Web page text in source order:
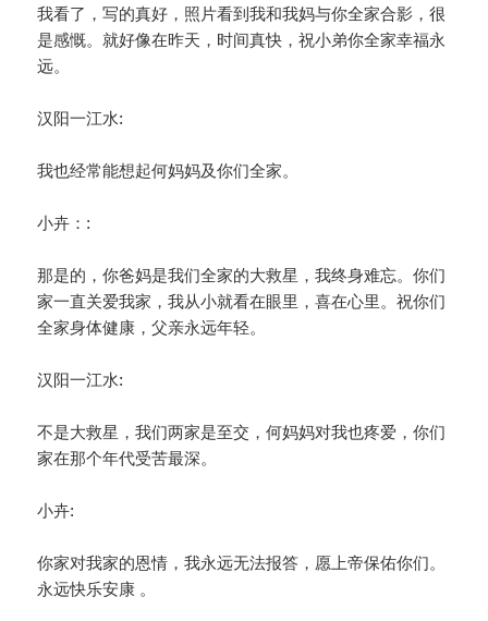
我看了，写的真好，照片看到我和我妈与你全家合影，很
是感慨。就好像在昨天，时间真快，祝小弟你全家幸福永
远。
汉阳一江水:
我也经常能想起何妈妈及你们全家。
小卉：:
那是的，你爸妈是我们全家的大救星，我终身难忘。你们
家一直关爱我家，我从小就看在眼里，喜在心里。祝你们
全家身体健康，父亲永远年轻。
汉阳一江水:
不是大救星，我们两家是至交，何妈妈对我也疼爱，你们
家在那个年代受苦最深。
小卉:
你家对我家的恩情，我永远无法报答，愿上帝保佑你们。
永远快乐安康 。